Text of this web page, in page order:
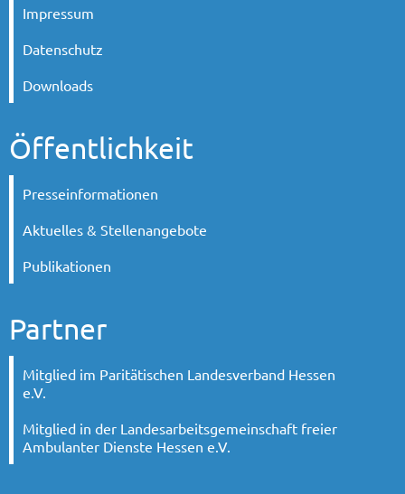
Impressum
Datenschutz
Downloads
Öffentlichkeit
Presseinformationen
Aktuelles & Stellenangebote
Publikationen
Partner
Mitglied im Paritätischen Landesverband Hessen
e.V.
Mitglied in der Landesarbeitsgemeinschaft freier
Ambulanter Dienste Hessen e.V.